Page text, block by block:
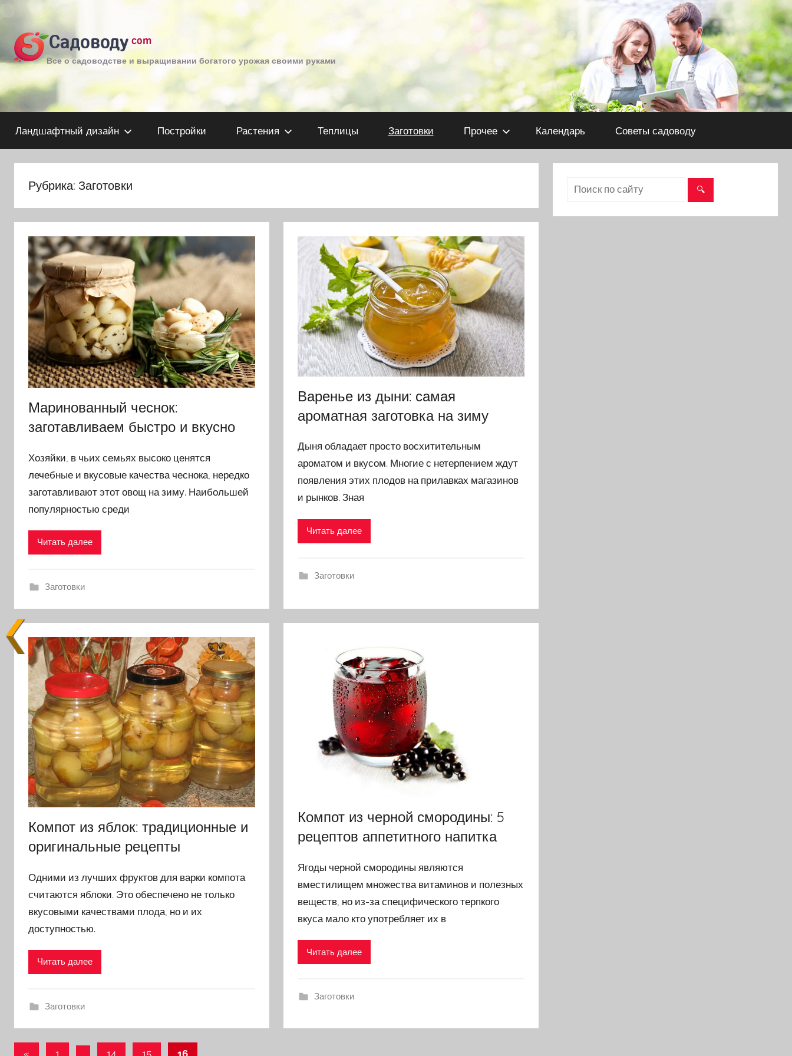
содержимомуСадоводу com
Все о садоводстве и выращивании богатого урожая своими руками
Ландшафтный дизайн Постройки Растения Теплицы Заготовки Прочее Календарь Советы садоводу
Рубрика: Заготовки
Маринованный чеснок:
заготавливаем быстро и вкусно
Хозяйки, в чьих семьях высоко ценятся
лечебные и вкусовые качества чеснока, нередко
заготавливают этот овощ на зиму. Наибольшей
популярностью среди
Читать далее
Заготовки
Варенье из дыни: самая
ароматная заготовка на зиму
Дыня обладает просто восхитительным
ароматом и вкусом. Многие с нетерпением ждут
появления этих плодов на прилавках магазинов
и рынков. Зная
Читать далее
Заготовки
Компот из яблок: традиционные и
оригинальные рецепты
Одними из лучших фруктов для варки компота
считаются яблоки. Это обеспечено не только
вкусовыми качествами плода, но и их
доступностью.
Читать далее
Заготовки
Компот из черной смородины: 5
рецептов аппетитного напитка
Ягоды черной смородины являются
вместилищем множества витаминов и полезных
веществ, но из-за специфического терпкого
вкуса мало кто употребляет их в
Читать далее
Заготовки